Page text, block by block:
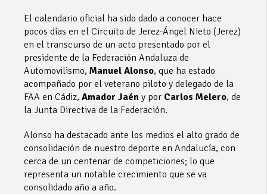
El calendario oficial ha sido dado a conocer hace
pocos días en el Circuito de Jerez-Ángel Nieto (Jerez)
en el transcurso de un acto presentado por el
presidente de la Federación Andaluza de
Automovilismo, Manuel Alonso, que ha estado
acompañado por el veterano piloto y delegado de la
FAA en Cádiz, Amador Jaén y por Carlos Melero, de
la Junta Directiva de la Federación.
Alonso ha destacado ante los medios el alto grado de
consolidación de nuestro deporte en Andalucía, con
cerca de un centenar de competiciones; lo que
representa un notable crecimiento que se va
consolidado año a año.